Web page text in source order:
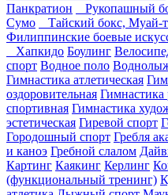
Панкратион
Рукопашный
Сумо
Тайский бокс, Муай-
Филиппинские боевые
Хапкидо Боулинг
спорт Водное поло
Гимнастика атлетическая
оздоровительная
спортивная Гимнастика
эстетическая Гиревой спорт
Городошный спорт Гребля
и каноэ Гребной слалом
Картинг Каякинг Керлинг
(функциональный тренинг)